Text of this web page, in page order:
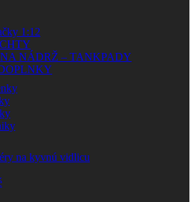
1:12
NÁDRŽ – TANKPADY
na kyvnú vidlicu